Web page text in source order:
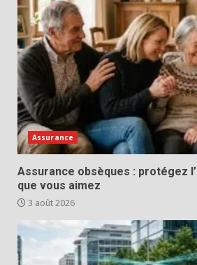
Assurance
Assurance obsèques : protégez
que vous aimez
3 août 2026